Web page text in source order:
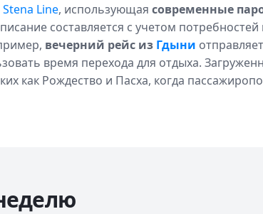
Stena Line, использующая современные
составляется с учетом
вечерний рейс из Гдыни
время перехода для отдыха.
как Рождество и Пасха, когда